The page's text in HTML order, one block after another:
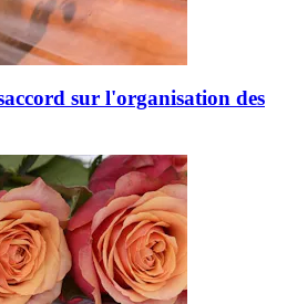
sur l'organisation des